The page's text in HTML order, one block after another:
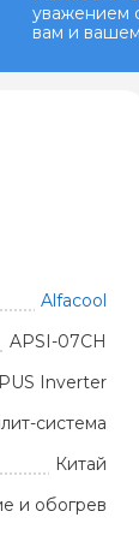
уважением
вам и
Alfacool
APSI-07CH
Inverter
система
Китай
и обогрев